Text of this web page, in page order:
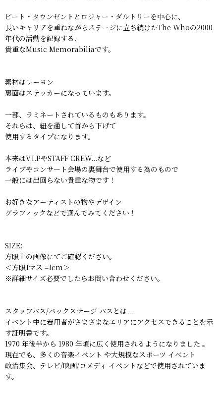
ピート・タウンゼントとロジャー・ダルトリーを中心に、
長いキャリアを重ねながらステージに立ち続けたThe Whoの2000
年代の活動を記録する、
貴重なMusic Memorabiliaです。
素材はレーヨン
裏面はステッカーになっています。
一部、ラミネートされているものもあります。
それらは、紐を通して首から下げて
使用するタイプになります。
本来はV.I.PやSTAFF CREW...など
ライブやコンサート会場の裏舞台で使用する為のもので
一般には出回らない貴重な物です！
お好きなアーティストの物やデザイン
グラフィックなどで選んでみてください！
SIZE:
方眼上の画像にてご確認ください。
＜方眼1マス =1cm＞
※詳細サイズ必要でしたらお問い合わせください。
スタッフパス/バックステージ パスとは....
イベント中に着用者がさまざまなエリアにアクセスできることを示
す証明書です。
1970 年後半から 1980 年頃に広く使用されるようになりました 。
現在でも、多くの音楽イベント や大規模なスポーツ イベント
政治集会、テレビ/映画/コメディ イベントなどで使用されていま
す。